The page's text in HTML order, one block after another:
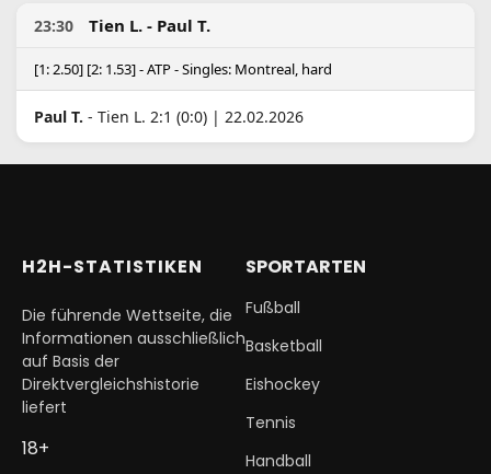
23:30 Tien L. - Paul T.
[1: 2.50] [2: 1.53] - ATP - Singles: Montreal, hard
Paul T. - Tien L. 2:1 (0:0) | 22.02.2026
H2H-STATISTIKEN
Die führende Wettseite, die
Informationen ausschließlich
auf Basis der
Direktvergleichshistorie
liefert
18+
SPORTARTEN
Fußball
Basketball
Eishockey
Tennis
Handball